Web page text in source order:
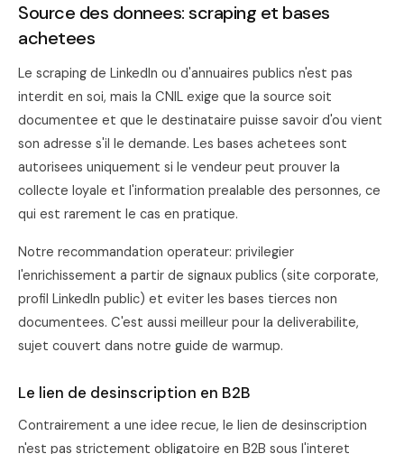
Source des donnees: scraping et bases
achetees
Le scraping de LinkedIn ou d'annuaires publics n'est pas
interdit en soi, mais la CNIL exige que la source soit
documentee et que le destinataire puisse savoir d'ou vient
son adresse s'il le demande. Les bases achetees sont
autorisees uniquement si le vendeur peut prouver la
collecte loyale et l'information prealable des personnes, ce
qui est rarement le cas en pratique.
Notre recommandation operateur: privilegier
l'enrichissement a partir de signaux publics (site corporate,
profil LinkedIn public) et eviter les bases tierces non
documentees. C'est aussi meilleur pour la deliverabilite,
sujet couvert dans notre guide de warmup.
Le lien de desinscription en B2B
Contrairement a une idee recue, le lien de desinscription
n'est pas strictement obligatoire en B2B sous l'interet